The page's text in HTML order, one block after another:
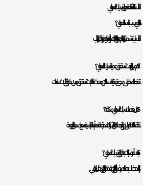
الأسئلة الشائعة حول تسليك المجاري
الأسباب تشمل تراكم الدهون، النفايات الصلبة، أو نمو الجذور داخل الأنابيب.
2. كم من الوقت تستغرق عملية تسليك المجاري؟
تعتمد المدة على مدى تعقيد الانسداد، لكن معظم الحالات تستغرق من ساعة إلى ثلاث ساعات.
3. هل خدمات تسليك المجاري مكلفة؟
تختلف التكلفة بناءً على نوع الخدمة، لكن الشركات المحترفة تقدم أسعارًا تنافسية مع ضمان الجودة.
4. كيف أعرف إذا كنت بحاجة إلى تسليك المجاري؟
إذا لاحظت بطء التصريف أو الروائح الكريهة، فقد تحتاج إلى تدخل احترافي.